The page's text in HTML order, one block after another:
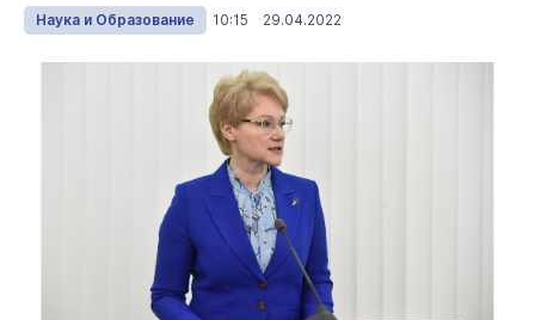
Наука и Образование 10:15 29.04.2022